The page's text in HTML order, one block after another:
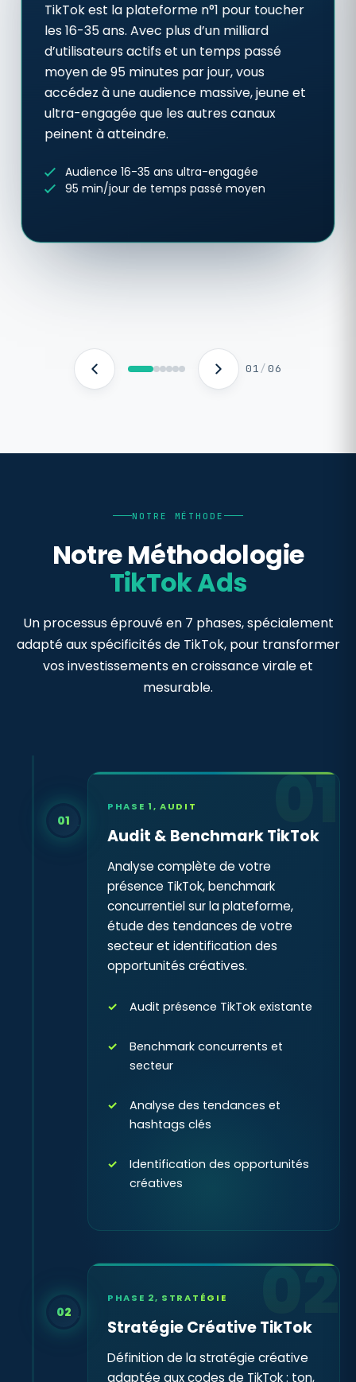
TikTok est la plateforme n°1 pour toucher
les 16-35 ans. Avec plus d’un milliard
d’utilisateurs actifs et un temps passé
moyen de 95 minutes par jour, vous
accédez à une audience massive, jeune et
ultra-engagée que les autres canaux
peinent à atteindre.
Audience 16-35 ans ultra-engagée
95 min/jour de temps passé moyen
01/06
NOTRE MÉTHODE
Notre Méthodologie
TikTok Ads
Un processus éprouvé en 7 phases, spécialement
adapté aux spécificités de TikTok, pour transformer
vos investissements en croissance virale et
mesurable.
01 01
PHASE 1, AUDIT
Audit & Benchmark TikTok
Analyse complète de votre
présence TikTok, benchmark
concurrentiel sur la plateforme,
étude des tendances de votre
secteur et identification des
opportunités créatives.
Audit présence TikTok existante
Benchmark concurrents et
secteur
Analyse des tendances et
hashtags clés
Identification des opportunités
créatives
02 02
PHASE 2, STRATÉGIE
Stratégie Créative TikTok
Définition de la stratégie créative
adaptée aux codes de TikTok : ton,